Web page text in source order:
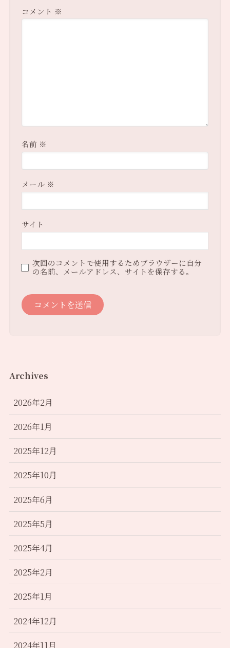
コメント ※
名前 ※
メール ※
サイト
次回のコメントで使用するためブラウザーに自分
の名前、メールアドレス、サイトを保存する。
Archives
2026年2月
2026年1月
2025年12月
2025年10月
2025年6月
2025年5月
2025年4月
2025年2月
2025年1月
2024年12月
2024年11月